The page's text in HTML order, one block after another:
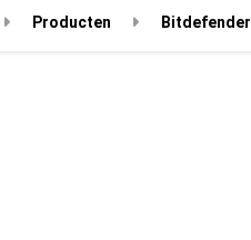
Producten Bitdefender